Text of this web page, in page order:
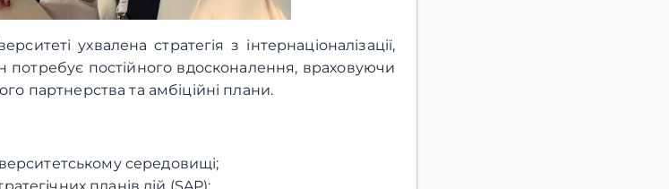
ухвалена стратегія з інтернаціоналізації,
потребує постійного вдосконалення, враховуючи
партнерства та амбіційні плани.
середовищі;